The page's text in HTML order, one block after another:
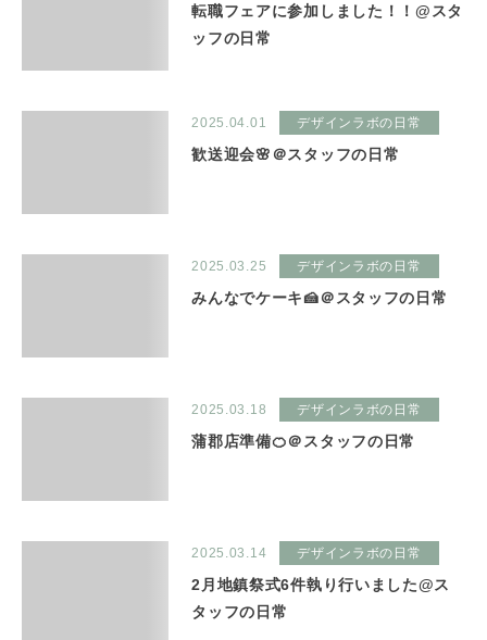
転職フェアに参加しました！！@スタ
ッフの日常
2025.04.01 デザインラボの日常
歓送迎会🌸＠スタッフの日常
2025.03.25 デザインラボの日常
みんなでケーキ🍰＠スタッフの日常
2025.03.18 デザインラボの日常
蒲郡店準備🍊＠スタッフの日常
2025.03.14 デザインラボの日常
2月地鎮祭式6件執り行いました@ス
タッフの日常